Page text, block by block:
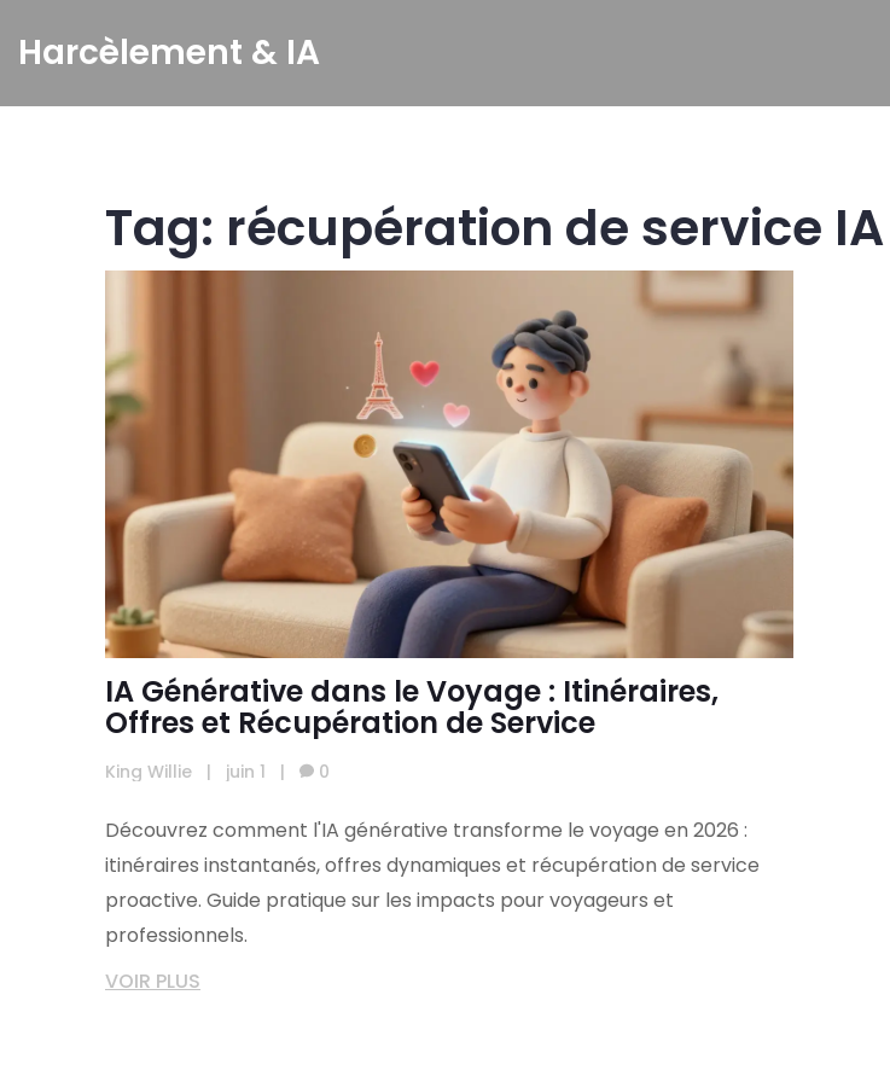
Harcèlement & IA
Tag: récupération de service IA
IA Générative dans le Voyage : Itinéraires,
Offres et Récupération de Service
King Willie | juin 1 | 0
Découvrez comment l'IA générative transforme le voyage en 2026 :
itinéraires instantanés, offres dynamiques et récupération de service
proactive. Guide pratique sur les impacts pour voyageurs et
professionnels.
VOIR PLUS